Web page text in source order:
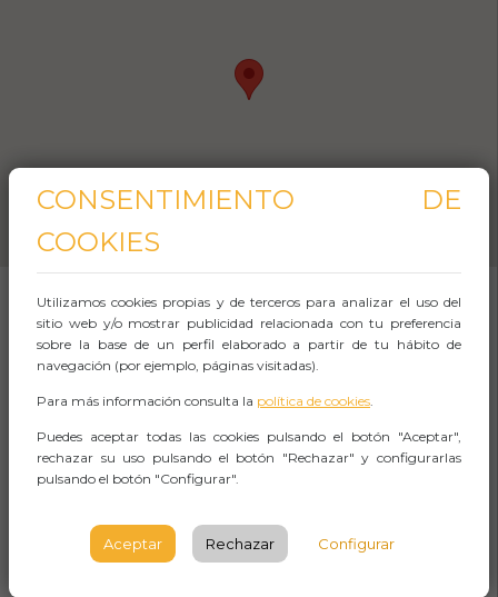
SOBRE EL EVENTO
La excursión de un día a Txakoli, Gaztelugatxe
y Urdaibai desde Bilbao es una oportunidad
única para explorar algunas de las gemas
Durante esta excursión, visitarás la región
CONSENTIMIENTO DE
COOKIES
Utilizamos cookies propias y de terceros para analizar el uso del
sitio web y/o mostrar publicidad relacionada con tu preferencia
sobre la base de un perfil elaborado a partir de tu hábito de
navegación (por ejemplo, páginas visitadas).
Para más información consulta la política de cookies.
Puedes aceptar todas las cookies pulsando el botón "Aceptar",
rechazar su uso pulsando el botón "Rechazar" y configurarlas
pulsando el botón "Configurar".
Aceptar Rechazar Configurar